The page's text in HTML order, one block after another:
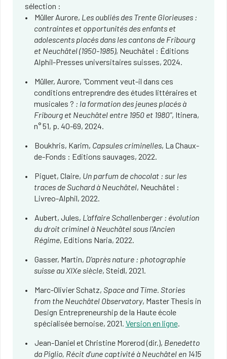
sélection :
Müller Aurore, Les oubliés des Trente Glorieuses :
contraintes et opportunités des enfants et
adolescents placés dans les cantons de Fribourg
et Neuchâtel (1950-1985), Neuchâtel : Éditions
Alphil-Presses universitaires suisses​, 2024.
Müller, Aurore, "Comment veut-il dans ces
conditions entreprendre des études littéraires et
musicales ? : la formation des jeunes placés à
Fribourg et Neuchâtel entre 1950 et 1980", Itinera,
n° 51, p. 40-69, 2024.
Boukhris, Karim, Capsules criminelles, La Chaux-
de-Fonds : Editions sauvages, 2022.
Piguet, Claire, Un parfum de chocolat : sur les
traces de Suchard à Neuchâtel, Neuchâtel :
Livreo-Alphil, 2022.
Aubert, Jules, L'affaire Schallenberger : évolution
du droit criminel à Neuchâtel sous l'Ancien
Régime, Editions Naria, 2022.
Gasser, Martin, D'après nature : photographie
suisse au XIXe siècle, Steidl, 2021.
Marc-Olivier Schatz, Space and Time. Stories
from the Neuchâtel Observatory, Master Thesis in
Design Entrepreneurship de la Haute école
spécialisée bernoise, 2021. Version en ligne.
Jean-Daniel et Christine Morerod (dir.), Benedetto
da Piglio, Récit d'une captivité à Neuchâtel en 1415